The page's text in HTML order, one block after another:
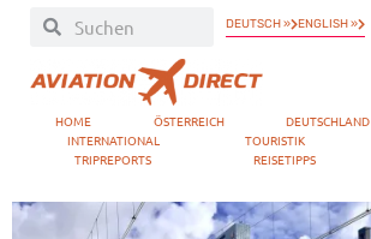
DEUTSCH » ENGLISH »
HOME ÖSTERREICH DEUTSCHLAND
INTERNATIONAL
TOURISTIK
TRIPREPORTS
REISETIPPS